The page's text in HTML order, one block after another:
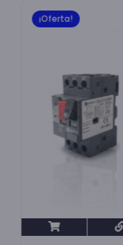
¡Oferta!